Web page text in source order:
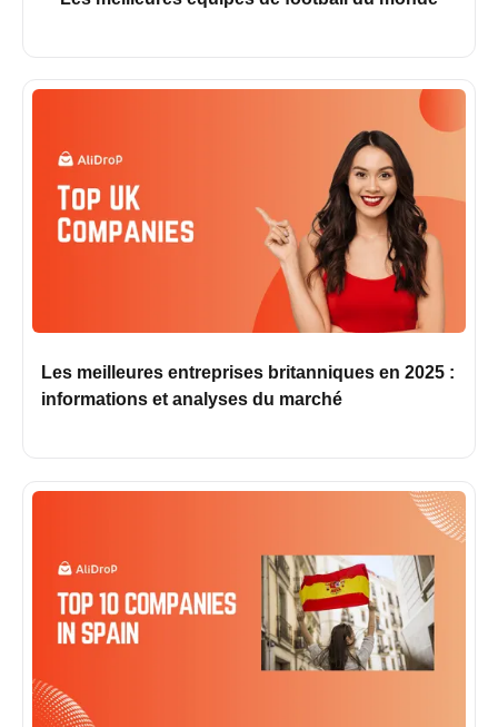
Les meilleures entreprises britanniques en 2025 :
informations et analyses du marché